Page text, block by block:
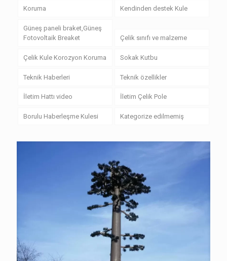
Koruma Kendinden destek Kule
Güneş paneli braket,Güneş
Fotovoltaik Breaket
Çelik sınıfı ve malzeme
Çelik Kule Korozyon Koruma Sokak Kutbu
Teknik Haberleri Teknik özellikler
İletim Hattı video İletim Çelik Pole
Borulu Haberleşme Kulesi Kategorize edilmemiş